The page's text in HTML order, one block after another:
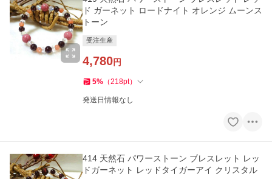
ド ガーネット ロードナイト オレンジ ムーンス
トーン
受注生産
4,780円
5% （218pt）
発送日情報なし
414 天然石 パワーストーン ブレスレット レッ
ドガーネット レッドタイガーアイ クリスタル